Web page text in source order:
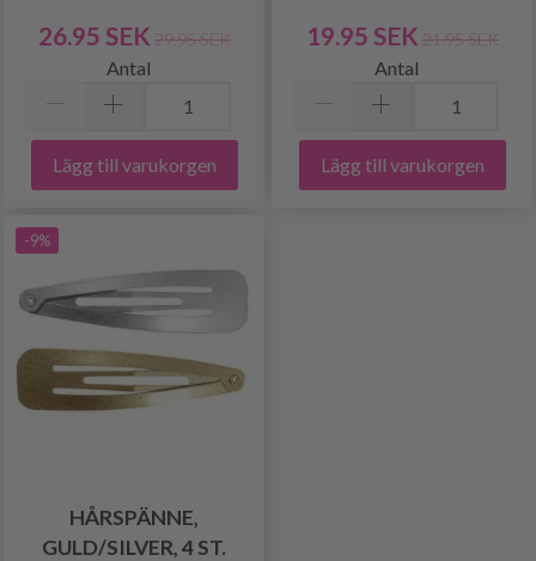
26.95 SEK 29.95 SEK
Antal
Lägg till varukorgen
19.95 SEK 21.95 SEK
Antal
Lägg till varukorgen
-9%
HÅRSPÄNNE,
GULD/SILVER, 4 ST.